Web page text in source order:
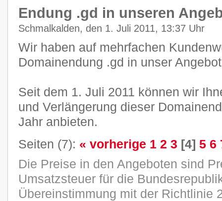
Endung .gd in unseren
Schmalkalden, den 1. Juli 2011, 13:37 Uhr
Wir haben auf mehrfachen
Domainendung .gd in unser
Seit dem 1. Juli 2011 können wir
und Verlängerung dieser
Jahr anbieten.
Seiten (7): « vorherige 1 2 3 [4] 5 6
Die Preise in den Angeboten sind
Umsatzsteuer für die
Übereinstimmung mit der Richtlinie